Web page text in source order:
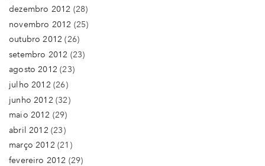
dezembro 2012 (28)
novembro 2012 (25)
outubro 2012 (26)
setembro 2012 (23)
agosto 2012 (23)
julho 2012 (26)
junho 2012 (32)
maio 2012 (29)
abril 2012 (23)
março 2012 (21)
fevereiro 2012 (29)